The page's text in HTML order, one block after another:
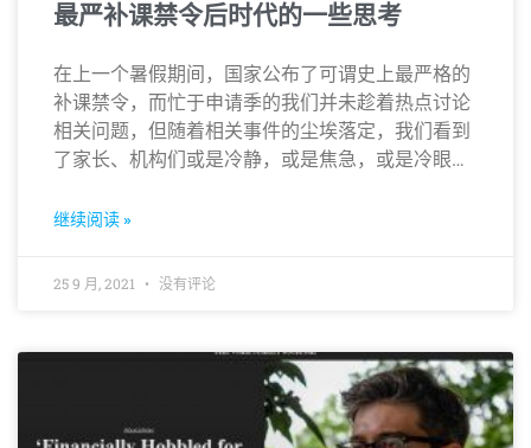
最严补课禁令后时代的一些思考
在上一个暑假期间，国家公布了可谓史上最严格的
补课禁令，而忙于申请季的我们并未趁着热点讨论
相关问题，但随着相关事件的尘埃落定，我们看到
了家长、机构们或是冷静，或是焦急，或是冷眼旁
继续阅读 »
25 9 月, 2021 没有评论